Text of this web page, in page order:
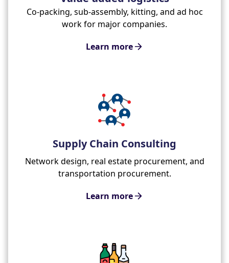
Co-packing, sub-assembly, kitting, and ad hoc
work for major companies.
Learn more
Supply Chain Consulting
Network design, real estate procurement, and
transportation procurement.
Learn more